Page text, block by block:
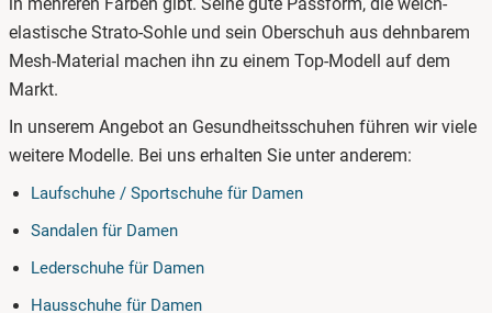
elastische Strato-Sohle und sein Oberschuh aus dehnbarem
Mesh-Material machen ihn zu einem Top-Modell auf dem
Markt.
In unserem Angebot an Gesundheitsschuhen führen wir viele
weitere Modelle. Bei uns erhalten Sie unter anderem:
Laufschuhe / Sportschuhe für Damen
Sandalen für Damen
Lederschuhe für Damen
Hausschuhe für Damen